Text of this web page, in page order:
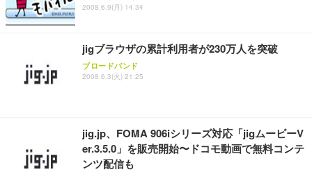
2008.6.9(月) 14:34
jigブラウザの累計利用者が230万人を突破
ブロードバンド
2008.6.3(火) 21:25
jig.jp、FOMA 906iシリーズ対応「jigムービーV
er.3.5.0」を販売開始〜ドコモ動画で無料コンテ
ンツ配信も